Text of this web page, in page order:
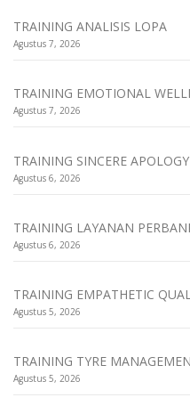
TRAINING ANALISIS LOPA
Agustus 7, 2026
TRAINING EMOTIONAL
Agustus 7, 2026
TRAINING SINCERE
Agustus 6, 2026
TRAINING LAYANAN
Agustus 6, 2026
TRAINING EMPATHETIC
Agustus 5, 2026
TRAINING TYRE
Agustus 5, 2026